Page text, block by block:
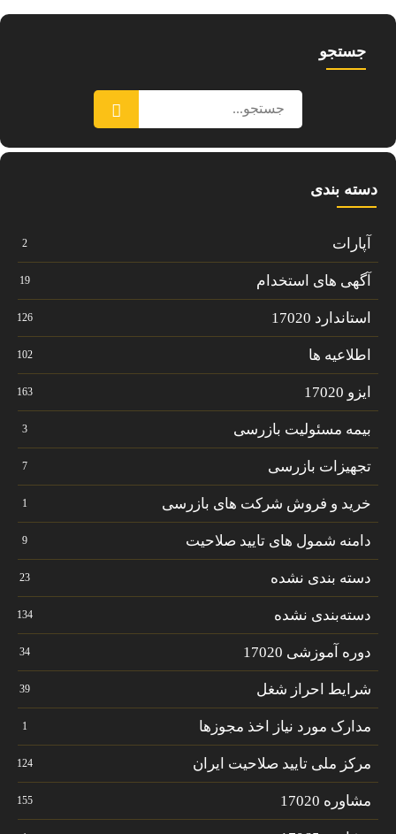
جستجو
دسته بندی
آپارات 2
آگهی های استخدام 19
استاندارد 17020 126
اطلاعیه ها 102
ایزو 17020 163
بیمه مسئولیت بازرسی 3
تجهیزات بازرسی 7
خرید و فروش شرکت های بازرسی 1
دامنه شمول های تایید صلاحیت 9
دسته بندی نشده 23
دسته‌بندی نشده 134
دوره آموزشی 17020 34
شرایط احراز شغل 39
مدارک مورد نیاز اخذ مجوزها 1
مرکز ملی تایید صلاحیت ایران 124
مشاوره 17020 155